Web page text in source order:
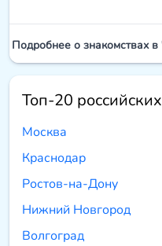
Подробнее о знакомствах
Топ-20
Москва
Краснодар
Ростов-на-Дону
Нижний Новгород
Волгоград